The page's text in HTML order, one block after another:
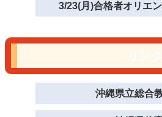
3/23(月)合格者オリエ
沖縄県立総合